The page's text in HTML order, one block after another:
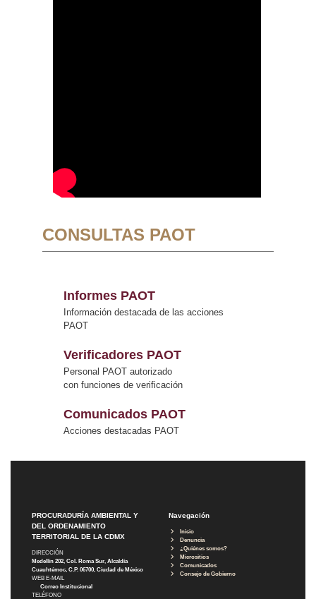
CONSULTAS PAOT
Informes PAOT
Información destacada de las acciones
PAOT
Verificadores PAOT
Personal PAOT autorizado
con funciones de verificación
Comunicados PAOT
Acciones destacadas PAOT
PROCURADURÍA AMBIENTAL Y
DEL ORDENAMIENTO
TERRITORIAL DE LA CDMX
DIRECCIÓN
Medellín 202, Col. Roma Sur, Alcaldía
Cuauhtémoc, C.P. 06700, Ciudad de México
WEB E-MAIL
Correo Institucional
TELÉFONO
Navegación
Inicio
Denuncia
¿Quiénes somos?
Micrositios
Comunicados
Consejo de Gobierno